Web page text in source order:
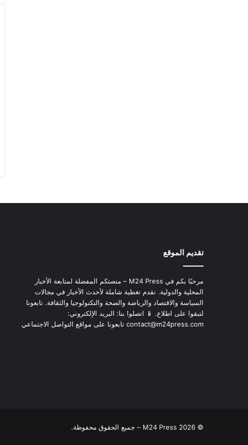
تقديم الموقع
مرحبًا بكم في M24 Press – منصتكم المفضلة لمتابعة الأخبار
المحلية والدولية. نقدم تغطية شاملة لأحدث الأخبار في مجالات
السياسة والاقتصاد والرياضة والصحة والتكنولوجيا والثقافة. تابعونا
لتبقوا على اطلاع. 📱 اتصلوا بنا: البريد الإلكتروني:
contact@m24press.com تابعونا على مواقع التواصل الاجتماعي
© 2026 M24 Press – جميع الحقوق محفوظة.